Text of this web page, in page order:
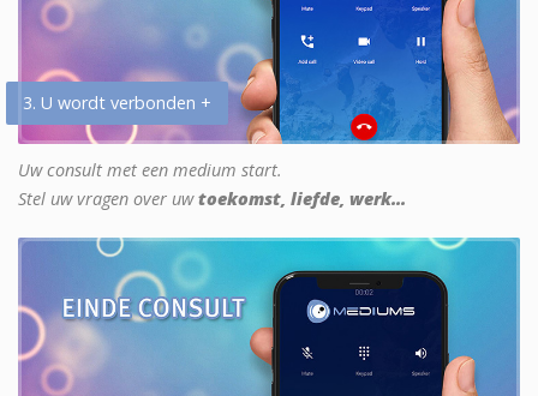
3. U wordt verbonden +
Uw consult met een medium start.
Stel uw vragen over uwtoekomst, liefde, werk...